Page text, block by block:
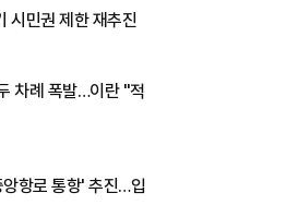
시민권 제한 재추진
차례 폭발…이란 "적
앙항로 통항' 추진…입